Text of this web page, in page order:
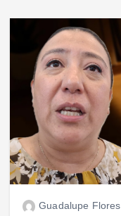
Guadalupe Flores